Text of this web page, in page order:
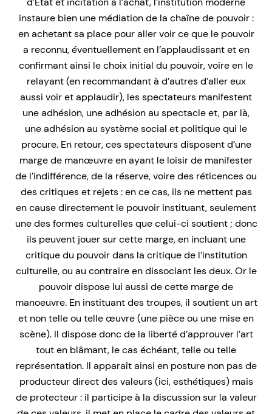
instaure bien une médiation de la chaîne de pouvoir :
en achetant sa place pour aller voir ce que le pouvoir
a reconnu, éventuellement en l’applaudissant et en
confirmant ainsi le choix initial du pouvoir, voire en le
relayant (en recommandant à d’autres d’aller eux
aussi voir et applaudir), les spectateurs manifestent
une adhésion, une adhésion au spectacle et, par là,
une adhésion au système social et politique qui le
procure. En retour, ces spectateurs disposent d’une
marge de manœuvre en ayant le loisir de manifester
de l’indifférence, de la réserve, voire des réticences ou
des critiques et rejets : en ce cas, ils ne mettent pas
en cause directement le pouvoir instituant, seulement
une des formes culturelles que celui-ci soutient ; donc
ils peuvent jouer sur cette marge, en incluant une
critique du pouvoir dans la critique de l’institution
culturelle, ou au contraire en dissociant les deux. Or le
pouvoir dispose lui aussi de cette marge de
manoeuvre. En instituant des troupes, il soutient un art
et non telle ou telle œuvre (une pièce ou une mise en
scène). Il dispose donc de la liberté d’approuver l’art
tout en blâmant, le cas échéant, telle ou telle
représentation. Il apparaît ainsi en posture non pas de
producteur direct des valeurs (ici, esthétiques) mais
de protecteur : il participe à la discussion sur la valeur